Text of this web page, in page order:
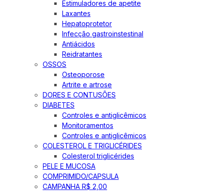
Estimuladores de apetite
Laxantes
Hepatoprotetor
Infecção gastroinstestinal
Antiácidos
Reidratantes
OSSOS
Osteoporose
Artrite e artrose
DORES E CONTUSÕES
DIABETES
Controles e antiglicêmicos
Monitoramentos
Controles e antiglicêmicos
COLESTEROL E TRIGLICÉRIDES
Colesterol triglicérides
PELE E MUCOSA
COMPRIMIDO/CAPSULA
CAMPANHA R$ 2,00